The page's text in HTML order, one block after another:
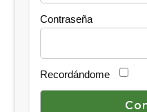
Contraseña
Recordándome